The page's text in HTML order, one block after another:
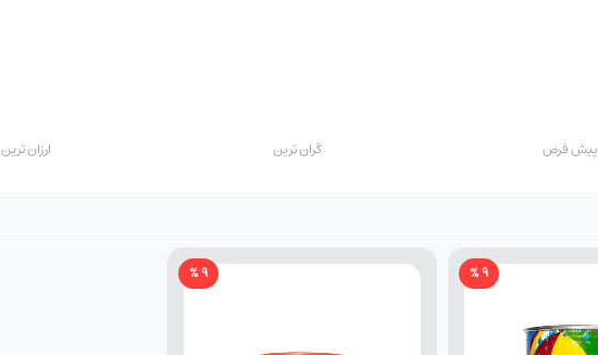
پیش فرض گران ترین ارزان ترین
9 %
9 %